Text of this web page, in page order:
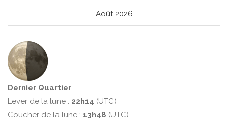
Août 2026
Dernier Quartier
Lever de la lune : 22h14 (UTC)
Coucher de la lune : 13h48 (UTC)